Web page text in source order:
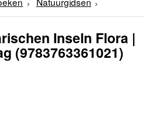
Inseln Flora |
(9783763361021)